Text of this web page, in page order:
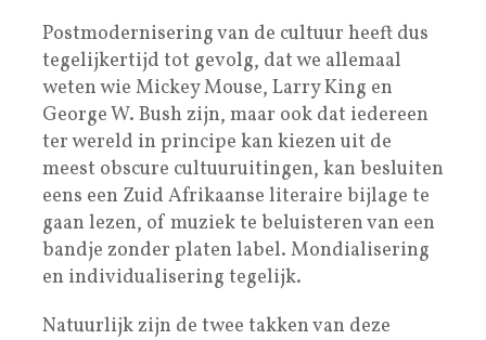
Postmodernisering van de cultuur heeft dus
tegelijkertijd tot gevolg, dat we allemaal
weten wie Mickey Mouse, Larry King en
George W. Bush zijn, maar ook dat iedereen
ter wereld in principe kan kiezen uit de
meest obscure cultuuruitingen, kan besluiten
eens een Zuid Afrikaanse literaire bijlage te
gaan lezen, of muziek te beluisteren van een
bandje zonder platen label. Mondialisering
en individualisering tegelijk.
Natuurlijk zijn de twee takken van deze